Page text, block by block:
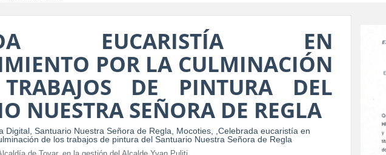
EUCARISTÍA EN
POR LA CULMINACIÓN
DE PINTURA DEL
NUESTRA SEÑORA DE REGLA